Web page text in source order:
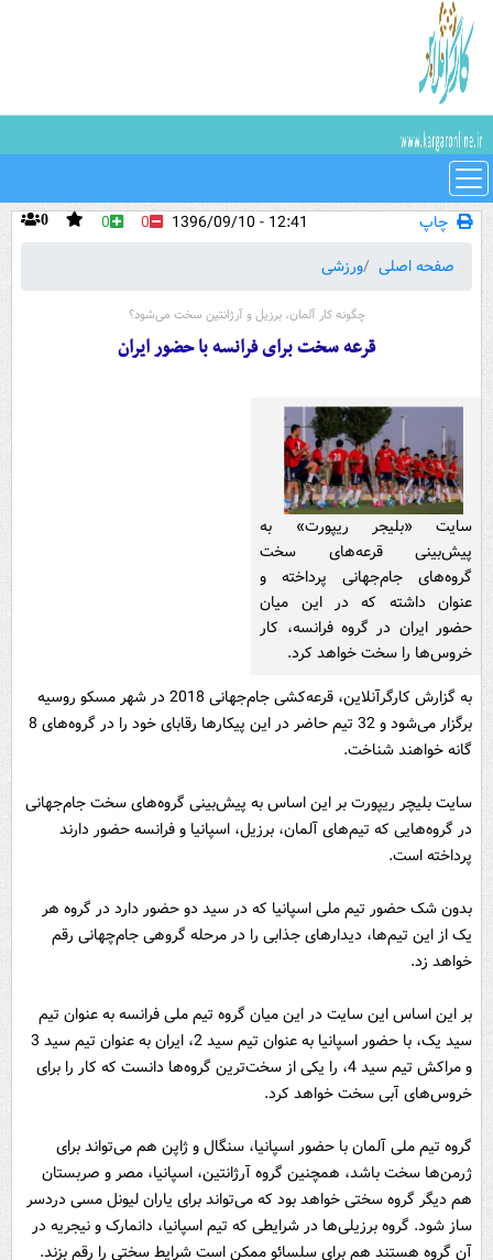
چاپ 0 0 0
12:41 - 1396/09/10
صفحه اصلی
ورزشی
چگونه کار آلمان، برزیل و آرژانتین سخت می‌شود؟
قرعه سخت برای فرانسه با حضور ایران
سایت «بلیجر ریپورت» به
پیش‌بینی قرعه‌های سخت
گروه‌های جام‌جهانی پرداخته و
عنوان داشته که در این میان
حضور ایران در گروه فرانسه، کار
خروس‌ها را سخت خواهد کرد.
به گزارش کارگرآنلاین، قرعه‌کشی جام‌جهانی 2018 در شهر مسکو روسیه
برگزار می‌شود و 32 تیم حاضر در این پیکارها رقابای خود را در گروه‌های 8
گانه خواهند شناخت.
سایت بلیچر ریپورت بر این اساس به پیش‌بینی گروه‌های سخت جام‌جهانی
در گروه‌هایی که تیم‌های آلمان، برزیل، اسپانیا و فرانسه حضور دارند
پرداخته است.
بدون شک حضور تیم ملی اسپانیا که در سید دو حضور دارد در گروه هر
یک از این تیم‌ها، دیدارهای جذابی را در مرحله گروهی جام‌چهانی رقم
خواهد زد.
بر این اساس این سایت در این میان گروه تیم ملی فرانسه به عنوان تیم
سید یک، با حضور اسپانیا به عنوان تیم سید 2، ایران به عنوان تیم سید 3
و مراکش تیم سید 4، را یکی از سخت‌ترین گروه‌ها دانست که کار را برای
خروس‌های آبی سخت خواهد کرد.
گروه تیم ملی آلمان با حضور اسپانیا، سنگال و ژاپن هم می‌تواند برای
ژرمن‌ها سخت باشد، همچنین گروه آرژانتین، اسپانیا، مصر و صربستان
هم دیگر گروه سختی خواهد بود که می‌تواند برای یاران لیونل مسی دردسر
ساز شود. گروه برزیلی‌ها در شرایطی که تیم اسپانیا،‌ دانمارک و نیجریه در
آن گروه هستند هم برای سلسائو ممکن است شرایط سختی را رقم بزند.